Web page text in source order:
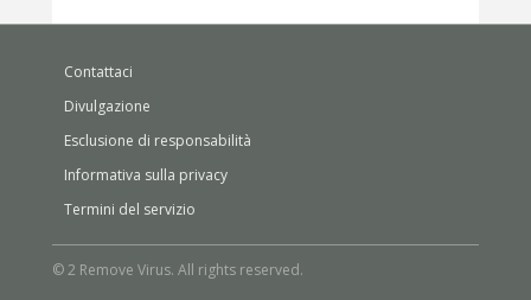
Contattaci
Divulgazione
Esclusione di responsabilità
Informativa sulla privacy
Termini del servizio
© 2 Remove Virus. All rights reserved.